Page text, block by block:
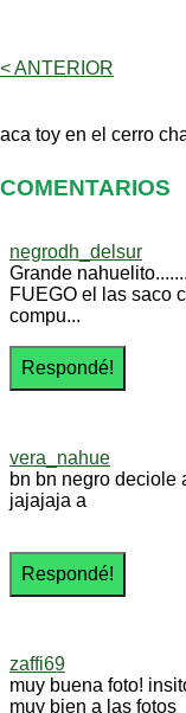
< ANTERIOR
aca toy en el cerro
COMENTARIOS
negrodh_delsur
Grande
FUEGO el las saco
compu...
vera_nahue
bn bn negro deciole
jajajaja a
zaffi69
muy buena foto!
muy bien a las fotos